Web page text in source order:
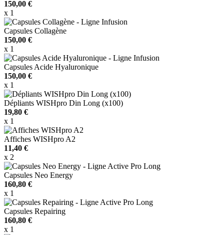
150,00 €
x 1
Capsules Collagène
150,00 €
x 1
Capsules Acide Hyaluronique
150,00 €
x 1
Dépliants WISHpro Din Long (x100)
19,80 €
x 1
Affiches WISHpro A2
11,40 €
x 2
Capsules Neo Energy
160,80 €
x 1
Capsules Repairing
160,80 €
x 1